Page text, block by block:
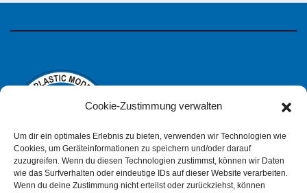
Cookie-Zustimmung verwalten
Um dir ein optimales Erlebnis zu bieten, verwenden wir Technologien wie
Cookies, um Geräteinformationen zu speichern und/oder darauf
zuzugreifen. Wenn du diesen Technologien zustimmst, können wir Daten
wie das Surfverhalten oder eindeutige IDs auf dieser Website verarbeiten.
Wenn du deine Zustimmung nicht erteilst oder zurückziehst, können